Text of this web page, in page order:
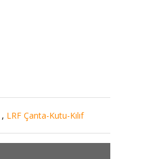
, LRF Çanta-Kutu-Kılıf